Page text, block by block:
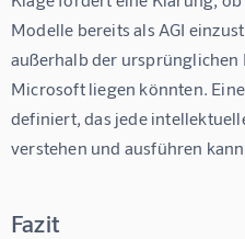
Modelle bereits als AGI
außerhalb der
Microsoft liegen könnten.
definiert, das jede
verstehen und ausführen
Fazit